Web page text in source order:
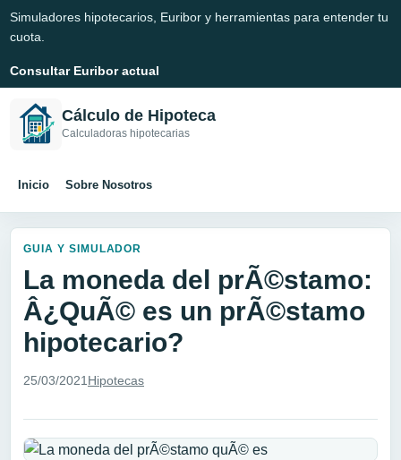
Simuladores hipotecarios, Euribor y herramientas para entender tu
cuota.
Consultar Euribor actual
Cálculo de Hipoteca
Calculadoras hipotecarias
Inicio Sobre Nosotros
GUIA Y SIMULADOR
La moneda del prÃ©stamo:
Â¿QuÃ© es un prÃ©stamo
hipotecario?
25/03/2021 Hipotecas